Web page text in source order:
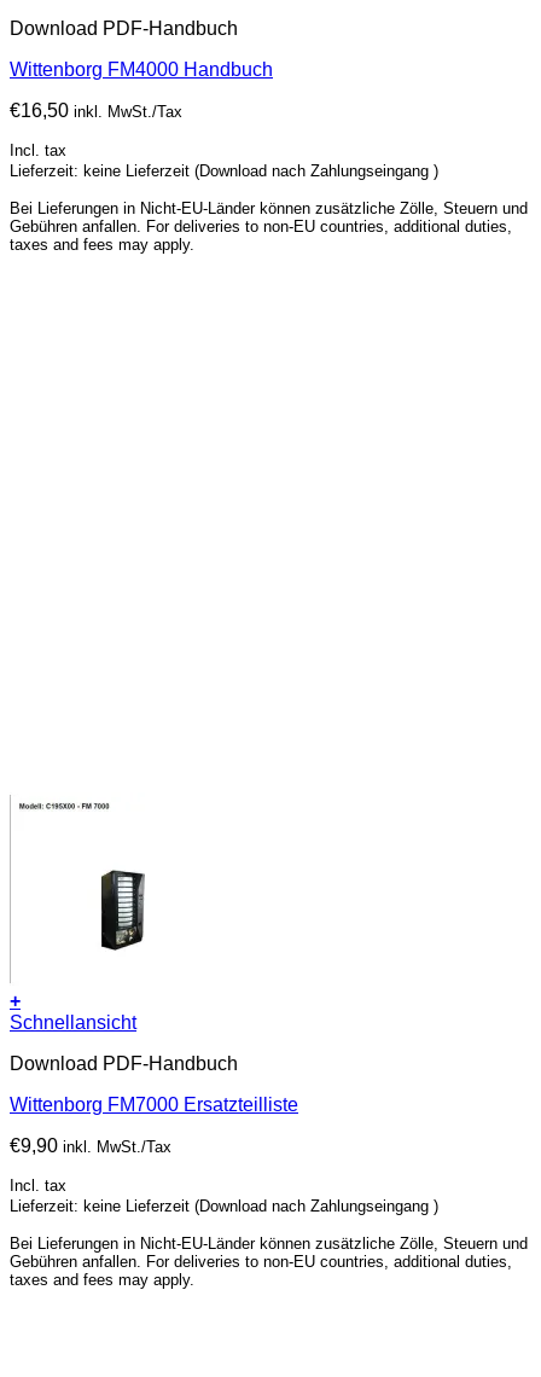
Download PDF-Handbuch
Wittenborg FM4000 Handbuch
€16,50 inkl. MwSt./Tax
Incl. tax
Lieferzeit: keine Lieferzeit (Download nach Zahlungseingang )
Bei Lieferungen in Nicht-EU-Länder können zusätzliche Zölle, Steuern und
Gebühren anfallen. For deliveries to non-EU countries, additional duties,
taxes and fees may apply.
+
Schnellansicht
Download PDF-Handbuch
Wittenborg FM7000 Ersatzteilliste
€9,90 inkl. MwSt./Tax
Incl. tax
Lieferzeit: keine Lieferzeit (Download nach Zahlungseingang )
Bei Lieferungen in Nicht-EU-Länder können zusätzliche Zölle, Steuern und
Gebühren anfallen. For deliveries to non-EU countries, additional duties,
taxes and fees may apply.